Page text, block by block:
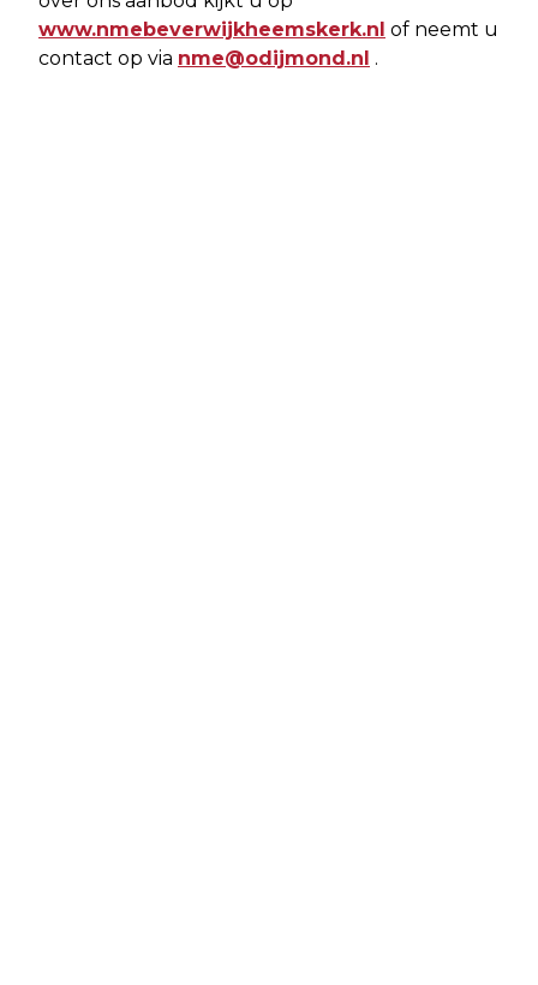
www.nmebeverwijkheemskerk.nl of neemt u
contact op via nme@odijmond.nl .